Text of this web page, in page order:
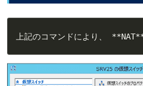
上記のコマンドにより、